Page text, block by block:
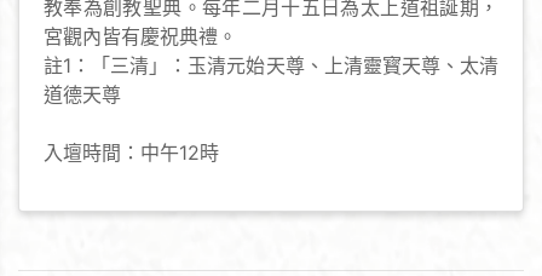
教奉為創教聖典。每年二月十五日為太上道祖誕期，
宮觀內皆有慶祝典禮。
註1：「三清」：玉清元始天尊、上清靈寳天尊、太清
道德天尊
入壇時間：中午12時